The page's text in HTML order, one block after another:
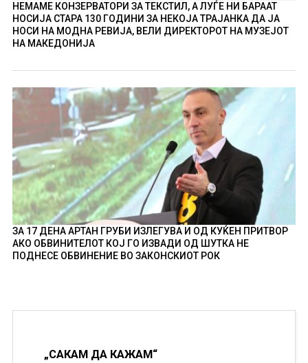
НЕМАМЕ КОНЗЕРВАТОРИ ЗА ТЕКСТИЛ, А ЛУЃЕ НИ БАРААТ
НОСИЈА СТАРА 130 ГОДИНИ ЗА НЕКОЈА ТРАЈАНКА ДА ЈА
НОСИ НА МОДНА РЕВИЈА, ВЕЛИ ДИРЕКТОРОТ НА МУЗЕЈОТ
НА МАКЕДОНИЈА
ЗА 17 ДЕНА АРТАН ГРУБИ ИЗЛЕГУВА И ОД КУЌЕН ПРИТВОР
АКО ОБВИНИТЕЛОТ КОЈ ГО ИЗВАДИ ОД ШУТКА НЕ
ПОДНЕСЕ ОБВИНЕНИЕ ВО ЗАКОНСКИОТ РОК
„САКАМ ДА КАЖАМ“